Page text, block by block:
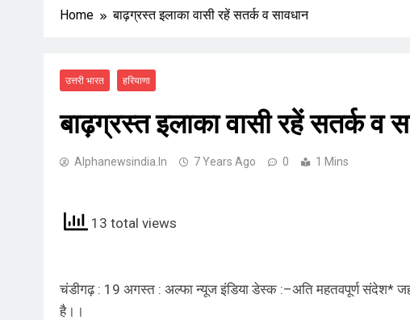
Home बाढ़ग्रस्त इलाका वासी रहें सतर्क व सावधान
उत्तरी भारत हरियाणा
बाढ़ग्रस्त इलाका वासी रहें सतर्क व
Alphanewsindia.in 7 Years Ago 0 1 Mins
13 total views
चंडीगढ़ : 19 अगस्त : अल्फा न्यूज इंडिया डेस्क :–अति महतवपूर्ण संदेश*
है।।